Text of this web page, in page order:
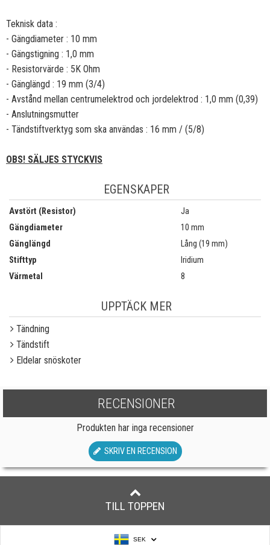
Teknisk data :
- Gängdiameter : 10 mm
- Gängstigning : 1,0 mm
- Resistorvärde : 5K Ohm
- Gänglängd : 19 mm (3/4)
- Avstånd mellan centrumelektrod och jordelektrod : 1,0 mm (0,39)
- Anslutningsmutter
- Tändstiftverktyg som ska användas : 16 mm / (5/8)
OBS! SÄLJES STYCKVIS
EGENSKAPER
Avstört (Resistor)
Ja
Gängdiameter
10 mm
Gänglängd
Lång (19 mm)
Stifttyp
Iridium
Värmetal
8
UPPTÄCK MER
Tändning
Tändstift
Eldelar snöskoter
RECENSIONER
Produkten har inga recensioner
SKRIV EN RECENSION
TILL TOPPEN
SEK